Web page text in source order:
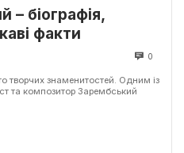
– біографія,
факти
0
творчих знаменитостей. Одним із
та композитор Зарембський